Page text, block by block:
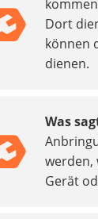
Dort
können
dienen.
Was
werden,
Gerät